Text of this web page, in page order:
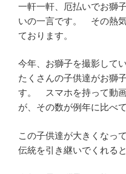
一軒一軒、厄払いでお獅
いの一言です。 その熱
ております。
今年、お獅子を撮影して
たくさんの子供達がお獅
す。 スマホを持って動
が、その数が例年に比べ
この子供達が大きくなっ
伝統を引き継いでくれる